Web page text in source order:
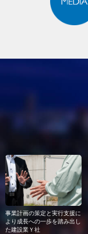
事業計画の策定と実行支援に
より成長への一歩を踏み出し
た建設業Ｙ社